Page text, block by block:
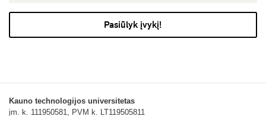
Pasiūlyk įvykį!
Kauno technologijos universitetas
įm. k. 111950581, PVM k. LT119505811